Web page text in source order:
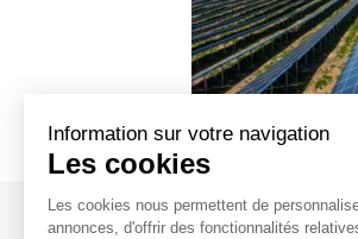
Information sur votre navigation
Les cookies
Les cookies nous permettent de
annonces, d'offrir des fonctionnalités